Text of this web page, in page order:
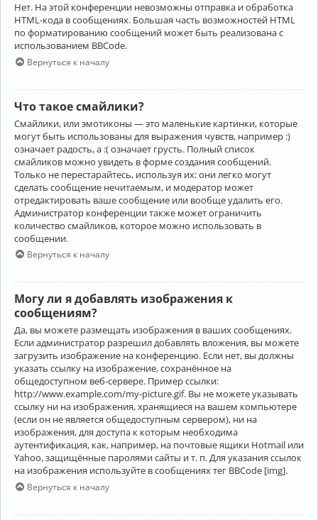
Нет. На этой конференции невозможны отправка и обработка
HTML-кода в сообщениях. Большая часть возможностей HTML
по форматированию сообщений может быть реализована с
использованием BBCode.
Вернуться к началу
Что такое смайлики?
Смайлики, или эмотиконы — это маленькие картинки, которые
могут быть использованы для выражения чувств, например :)
означает радость, а :( означает грусть. Полный список
смайликов можно увидеть в форме создания сообщений.
Только не перестарайтесь, используя их: они легко могут
сделать сообщение нечитаемым, и модератор может
отредактировать ваше сообщение или вообще удалить его.
Администратор конференции также может ограничить
количество смайликов, которое можно использовать в
сообщении.
Вернуться к началу
Могу ли я добавлять изображения к
сообщениям?
Да, вы можете размещать изображения в ваших сообщениях.
Если администратор разрешил добавлять вложения, вы можете
загрузить изображение на конференцию. Если нет, вы должны
указать ссылку на изображение, сохранённое на
общедоступном веб-сервере. Пример ссылки:
http://www.example.com/my-picture.gif. Вы не можете указывать
ссылку ни на изображения, хранящиеся на вашем компьютере
(если он не является общедоступным сервером), ни на
изображения, для доступа к которым необходима
аутентификация, как, например, на почтовые ящики Hotmail или
Yahoo, защищённые паролями сайты и т. п. Для указания ссылок
на изображения используйте в сообщениях тег BBCode [img].
Вернуться к началу